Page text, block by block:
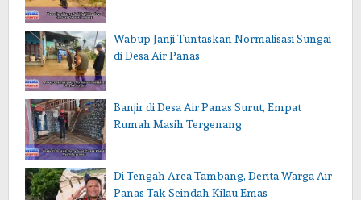
Wabup Janji Tuntaskan Normalisasi Sungai
di Desa Air Panas
Banjir di Desa Air Panas Surut, Empat
Rumah Masih Tergenang
Di Tengah Area Tambang, Derita Warga Air
Panas Tak Seindah Kilau Emas